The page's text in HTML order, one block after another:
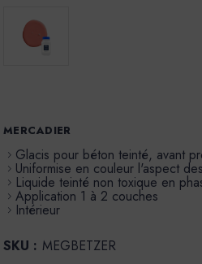
MERCADIER
Glacis pour béton teinté, avant
Uniformise en couleur l'aspect
Liquide teinté non toxique en
Application 1 à 2 couches
Intérieur
SKU : MEGBETZER